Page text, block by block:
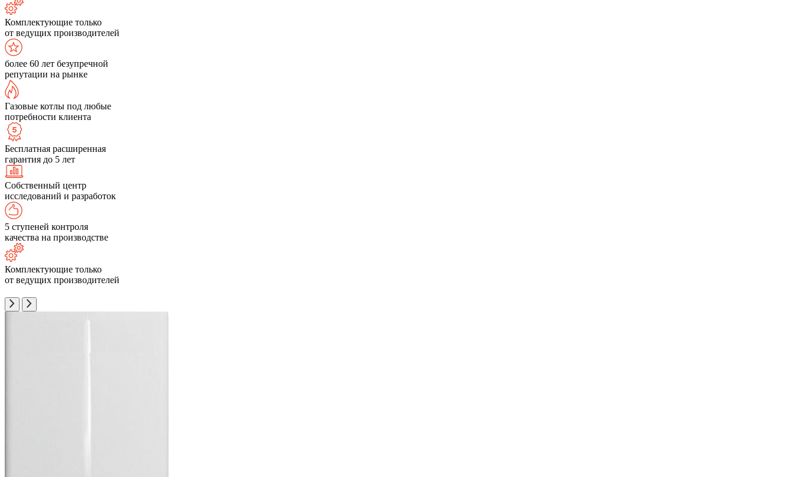
Комплектующие только
от ведущих производителей
более 60 лет безупречной
репутации на рынке
Газовые котлы под любые
потребности клиента
Бесплатная расширенная
гарантия до 5 лет
Собственный центр
исследований и разработок
5 ступеней контроля
качества на производстве
Комплектующие только
от ведущих производителей